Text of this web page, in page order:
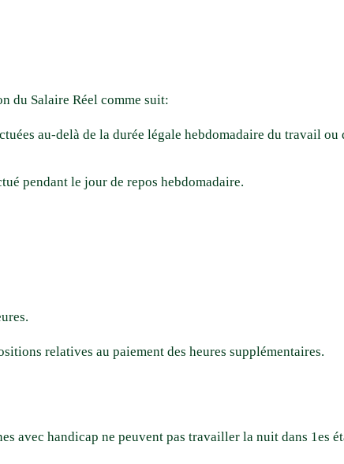
du Salaire Réel comme suit:
au-delà de la durée légale hebdomadaire du travail
pendant le jour de repos hebdomadaire.
relatives au paiement des heures supplémentaires.
avec handicap ne peuvent pas travailler la nuit dans 1es